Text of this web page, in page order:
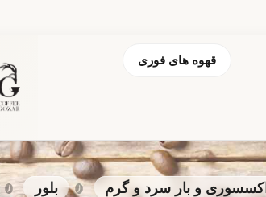
قهوه های فوری
اکسسوری و بار سرد و گرم بلور